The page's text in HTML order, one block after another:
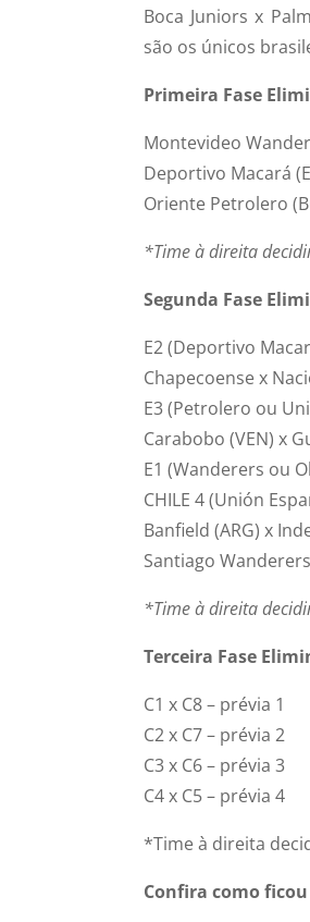
Boca Juniors x
são os únicos
Primeira Fase
Montevideo
Deportivo Macará
Oriente Petrolero
*Time à direita
Segunda Fase
E2 (Deportivo
Chapecoense x
E3 (Petrolero ou
Carabobo (VEN) x
E1 (Wanderers ou
CHILE 4 (Unión
Banfield (ARG) x
Santiago
*Time à direita
Terceira Fase
C1 x C8 – prévia 1
C2 x C7 – prévia 2
C3 x C6 – prévia 3
C4 x C5 – prévia 4
*Time à direita
Confira como